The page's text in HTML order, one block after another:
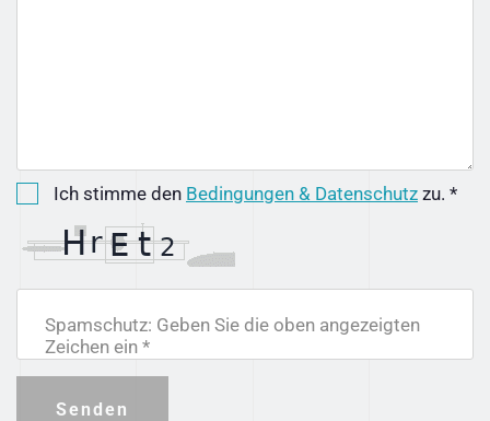
Ich stimme den Bedingungen & Datenschutz zu. *
Spamschutz: Geben Sie die oben angezeigten
Zeichen ein *
Senden